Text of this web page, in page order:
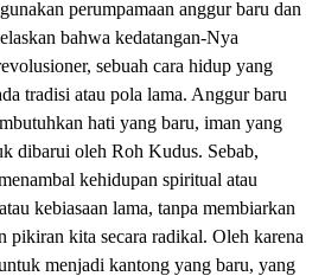
perumpamaan anggur baru dan
bahwa kedatangan-Nya
sebuah cara hidup yang
tradisi atau pola lama. Anggur baru
hati yang baru, iman yang
dibarui oleh Roh Kudus. Sebab,
kehidupan spiritual atau
kebiasaan lama, tanpa membiarkan
pikiran kita secara radikal. Oleh karena
menjadi kantong yang baru, yang